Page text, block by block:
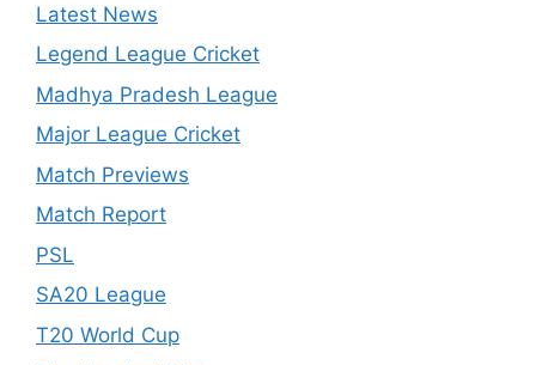
Latest News
Legend League Cricket
Madhya Pradesh League
Major League Cricket
Match Previews
Match Report
PSL
SA20 League
T20 World Cup